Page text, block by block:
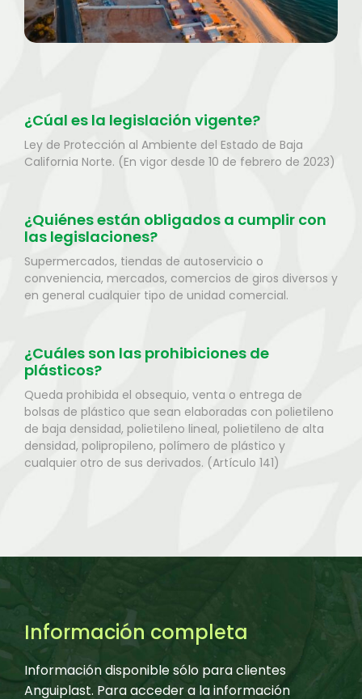
¿Cúal es la legislación vigente?
Ley de Protección al Ambiente del Estado de Baja
California Norte. (En vigor desde 10 de febrero de 2023)
¿Quiénes están obligados a cumplir con
las legislaciones?
Supermercados, tiendas de autoservicio o
conveniencia, mercados, comercios de giros diversos y
en general cualquier tipo de unidad comercial.
¿Cuáles son las prohibiciones de
plásticos?
Queda prohibida el obsequio, venta o entrega de
bolsas de plástico que sean elaboradas con polietileno
de baja densidad, polietileno lineal, polietileno de alta
densidad, polipropileno, polímero de plástico y
cualquier otro de sus derivados. (Artículo 141)
Información completa
Información disponible sólo para clientes
Anguiplast. Para acceder a la información